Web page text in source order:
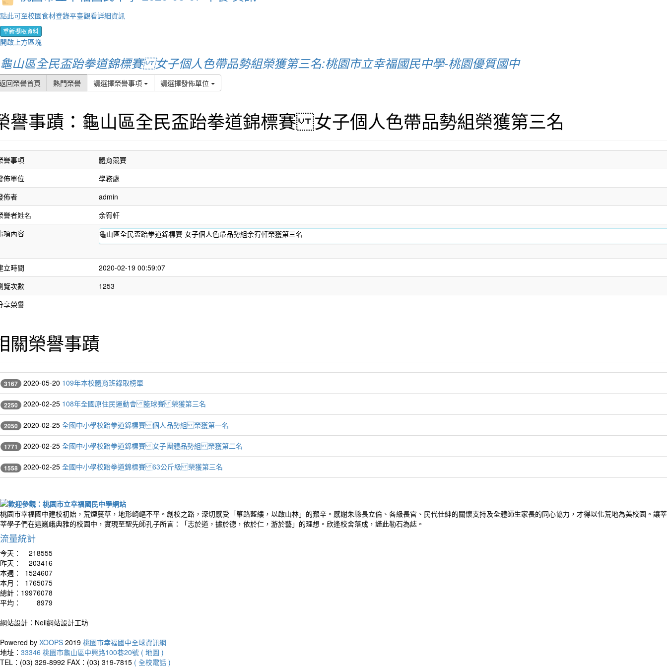
點此可至校園食材登錄平臺觀看詳細資訊
重新擷取資料
開啟上方區塊
龜山區全民盃跆拳道錦標賽 女子個人色帶品勢組榮獲第三名:桃園市立幸福國民中學-桃園優質國中
回榮譽首頁 熱門榮譽 請選擇榮譽事項 請選擇發佈單位
譽事蹟：龜山區全民盃跆拳道錦標賽 女子個人色帶品勢組榮獲第三名
譽事項
體育競賽
佈單位
學務處
佈者
admin
譽者姓名
余宥軒
項內容
龜山區全民盃跆拳道錦標賽 女子個人色帶品勢組余宥軒榮獲第三名
立時間
2020-02-19 00:59:07
覽次數
1253
享榮譽
關榮譽事蹟
3167 2020-05-20 109年本校體育班錄取榜單
2250 2020-02-25 108年全國原住民運動會 籃球賽 榮獲第三名
2050 2020-02-25 全國中小學校跆拳道錦標賽 個人品勢組 榮獲第一名
1771 2020-02-25 全國中小學校跆拳道錦標賽 女子團體品勢組 榮獲第二名
1558 2020-02-25 全國中小學校跆拳道錦標賽 63公斤級 榮獲第三名
桃園市幸福國中建校初始，荒煙蔓草，地形崎嶇不平。創校之路，深切感受「篳路藍縷，以啟山林」的艱辛。感謝朱縣長立倫、各級長官、民代仕紳的關懷支持及全體師生家長的同心協力，才得以化荒地為美校園。讓莘
莘學子們在這巍峨典雅的校園中，實現至聖先師孔子所言：「志於道，據於德，依於仁，游於藝」的理想。欣逢校舍落成，謹此勒石為誌。
流量統計
今天：
218555
昨天：
203416
本週：
1524607
本月：
1765075
總計： 19976078
平均：
8979
網站設計：Neil網站設計工坊
Powered by XOOPS 2019 桃園市幸福國中全球資訊網
地址： 33346 桃園市龜山區中興路100巷20號 ( 地圖 )
TEL：(03) 329-8992 FAX：(03) 319-7815 ( 全校電話 )